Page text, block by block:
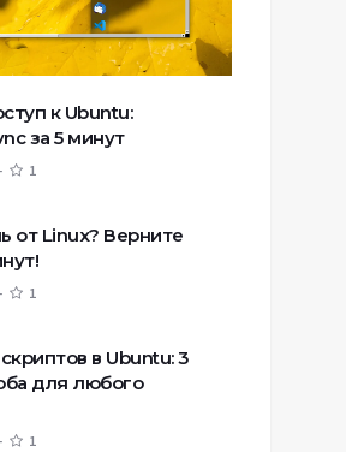
к Ubuntu:
за 5 минут
1
от Linux? Верните
1
в Ubuntu: 3
для любого
1